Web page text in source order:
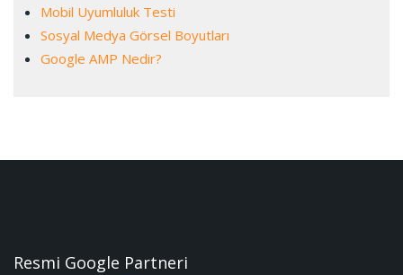
Mobil Uyumluluk Testi
Sosyal Medya Görsel Boyutları
Google AMP Nedir?
Resmi Google Partneri